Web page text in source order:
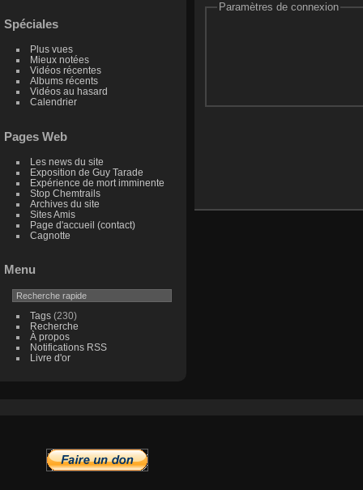
Spéciales
Plus vues
Mieux notées
Vidéos récentes
Albums récents
Vidéos au hasard
Calendrier
Pages Web
Les news du site
Exposition de Guy Tarade
Expérience de mort imminente
Stop Chemtrails
Archives du site
Sites Amis
Page d'accueil (contact)
Cagnotte
Menu
Tags(230)
Recherche
À propos
Notifications RSS
Livre d'or
Paramètres de connexion